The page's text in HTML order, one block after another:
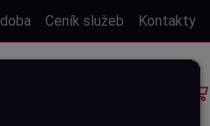
Ceník služeb Kontakty